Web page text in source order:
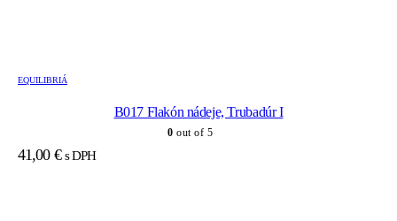
EQUILIBRIÁ
B017 Flakón nádeje, Trubadúr I
0 out of 5
41,00 € s DPH